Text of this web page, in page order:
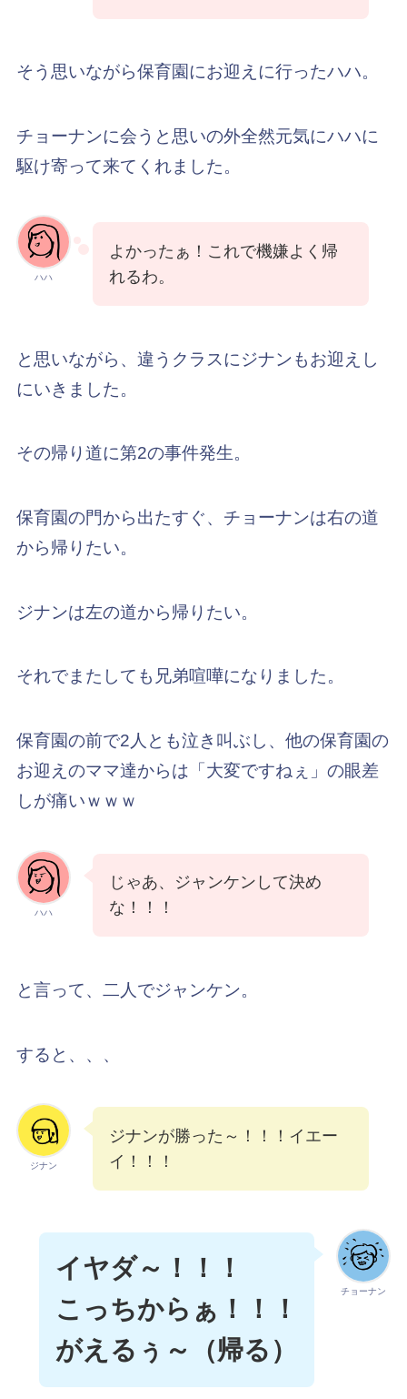
そう思いながら保育園にお迎えに行ったハハ。
チョーナンに会うと思いの外全然元気にハハに
駆け寄って来てくれました。
ハハ
よかったぁ！これで機嫌よく帰
れるわ。
と思いながら、違うクラスにジナンもお迎えし
にいきました。
その帰り道に第2の事件発生。
保育園の門から出たすぐ、チョーナンは右の道
から帰りたい。
ジナンは左の道から帰りたい。
それでまたしても兄弟喧嘩になりました。
保育園の前で2人とも泣き叫ぶし、他の保育園の
お迎えのママ達からは「大変ですねぇ」の眼差
しが痛いｗｗｗ
ハハ
じゃあ、ジャンケンして決め
な！！！
と言って、二人でジャンケン。
すると、、、
ジナン
ジナンが勝った～！！！イエー
イ！！！
チョーナン
イヤダ～！！！
こっちからぁ！！！
がえるぅ～（帰る）